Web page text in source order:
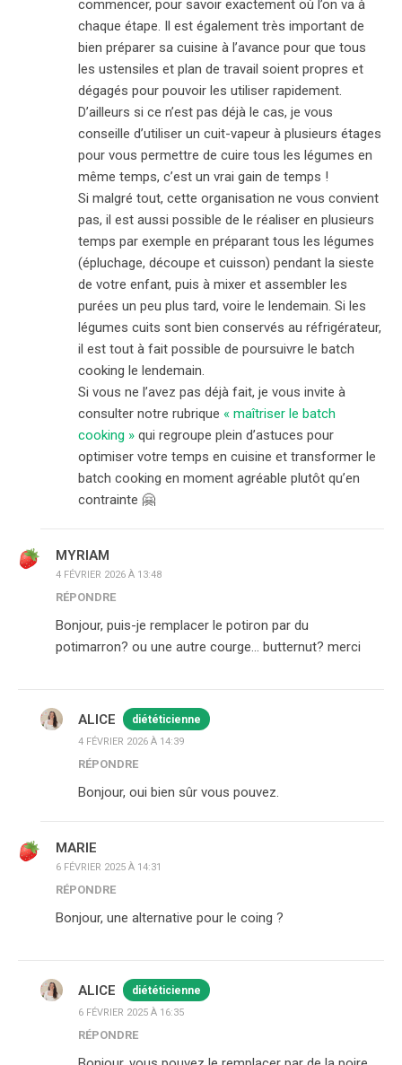
commencer, pour savoir exactement où l’on va à
chaque étape. Il est également très important de
bien préparer sa cuisine à l’avance pour que tous
les ustensiles et plan de travail soient propres et
dégagés pour pouvoir les utiliser rapidement.
D’ailleurs si ce n’est pas déjà le cas, je vous
conseille d’utiliser un cuit-vapeur à plusieurs étages
pour vous permettre de cuire tous les légumes en
même temps, c’est un vrai gain de temps !
Si malgré tout, cette organisation ne vous convient
pas, il est aussi possible de le réaliser en plusieurs
temps par exemple en préparant tous les légumes
(épluchage, découpe et cuisson) pendant la sieste
de votre enfant, puis à mixer et assembler les
purées un peu plus tard, voire le lendemain. Si les
légumes cuits sont bien conservés au réfrigérateur,
il est tout à fait possible de poursuivre le batch
cooking le lendemain.
Si vous ne l’avez pas déjà fait, je vous invite à
consulter notre rubrique « maîtriser le batch
cooking » qui regroupe plein d’astuces pour
optimiser votre temps en cuisine et transformer le
batch cooking en moment agréable plutôt qu’en
contrainte 🤗
MYRIAM
4 FÉVRIER 2026 À 13:48
RÉPONDRE
Bonjour, puis-je remplacer le potiron par du
potimarron? ou une autre courge… butternut? merci
ALICE diététicienne
4 FÉVRIER 2026 À 14:39
RÉPONDRE
Bonjour, oui bien sûr vous pouvez.
MARIE
6 FÉVRIER 2025 À 14:31
RÉPONDRE
Bonjour, une alternative pour le coing ?
ALICE diététicienne
6 FÉVRIER 2025 À 16:35
RÉPONDRE